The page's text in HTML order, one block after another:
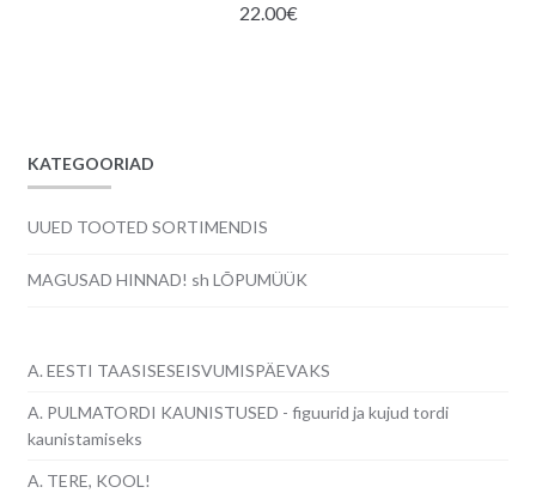
22.00€
KATEGOORIAD
UUED TOOTED SORTIMENDIS
MAGUSAD HINNAD! sh LÕPUMÜÜK
A. EESTI TAASISESEISVUMISPÄEVAKS
A. PULMATORDI KAUNISTUSED - figuurid ja kujud tordi
kaunistamiseks
A. TERE, KOOL!